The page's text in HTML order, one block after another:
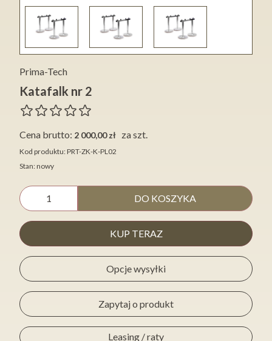
Prima-Tech
Katafalk nr 2
Cena brutto: 2 000,00 zł za szt.
Kod produktu: PRT-ZK-K-PL02
Stan: nowy
DO KOSZYKA
KUP TERAZ
Opcje wysyłki
Zapytaj o produkt
Leasing / raty